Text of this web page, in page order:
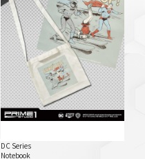
DC Series
Notebook